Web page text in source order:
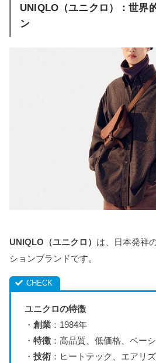
UNIQLO（ユニクロ）：世界
ン
UNIQLO（ユニクロ） は、日本発祥
ションブランドです。
ユニクロの特徴
・ 創業：1984年
・ 特徴：高品質、低価格、ベー
・ 技術：ヒートテック、エアリ